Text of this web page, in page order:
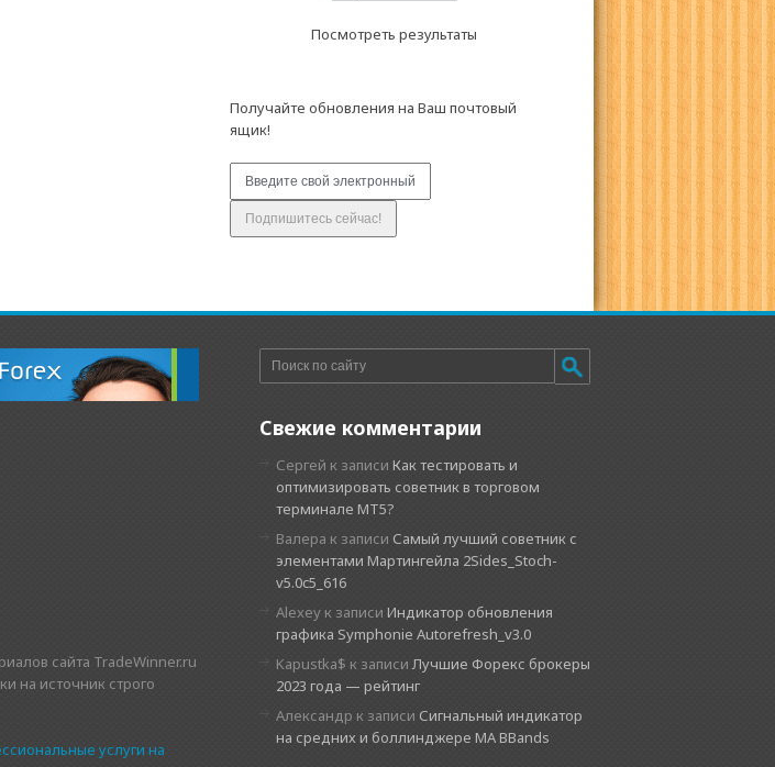
Посмотреть результаты
Получайте обновления на Ваш почтовый
ящик!
сайта TradeWinner.ru
на источник строго
услуги на
Свежие комментарии
Сергей к записи Как тестировать и
оптимизировать советник в торговом
терминале MT5?
Валера к записи Самый лучший советник с
элементами Мартингейла 2Sides_Stoch-
v5.0c5_616
Alexeyк записи Индикатор обновления
графика Symphonie Autorefresh_v3.0
Kapustka$ к записиЛучшие Форекс брокеры
2023 года — рейтинг
Александр к записи Сигнальный индикатор
на средних и боллинджере MA BBands